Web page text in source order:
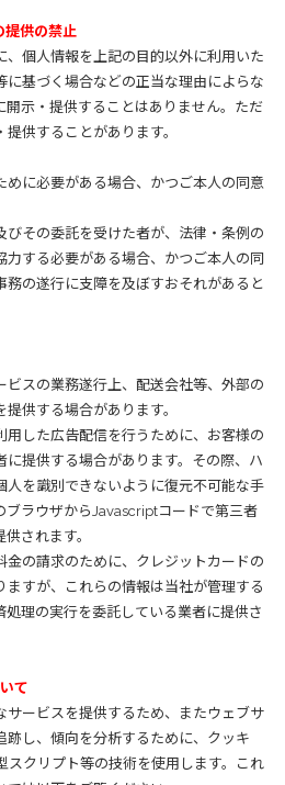
提供の禁止
、個人情報を上記の目的以外に利用いた
に基づく場合などの正当な理由によらな
開示・提供することはありません。ただ
供することがあります。
めに必要がある場合、かつご本人の同意
びその委託を受けた者が、法律・条例の
力する必要がある場合、かつご本人の同
務の遂行に支障を及ぼすおそれがあると
ビスの業務遂行上、配送会社等、外部の
供する場合があります。
用した広告配信を行うために、お客様の
に提供する場合があります。その際、ハ
人を識別できないように復元不可能な手
ブラウザからJavascriptコードで第三者
されます。
金の請求のために、クレジットカードの
すが、これらの情報は当社が管理する
理の実行を委託している業者に提供さ
て
サービスを提供するため、またウェブサ
跡し、傾向を分析するために、クッキ
スクリプト等の技術を使用します。これ